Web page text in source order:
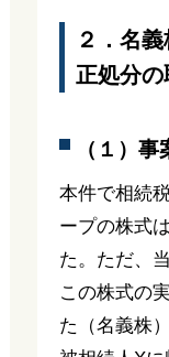
２．名
正処分
（１）事
本件で相続
ープの株式
た。ただ、
この株式の
た（名義株